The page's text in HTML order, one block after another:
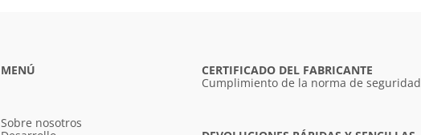
MENÚ
Sobre nosotros
CERTIFICADO DEL FABRICANTE
Cumplimiento de la norma de seguridad